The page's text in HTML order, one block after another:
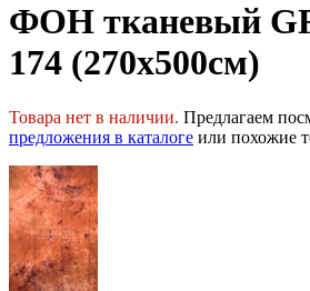
ФОН тканевый
174 (270х500см)
Товара нет в наличии. Предлагаем
предложения в каталоге или похожие